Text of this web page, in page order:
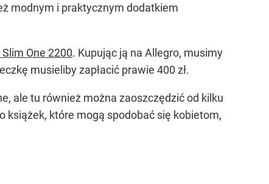
modnym i praktycznym dodatkiem
One 2200. Kupując ją na Allegro, musimy
musieliby zapłacić prawie 400 zł.
ale tu również można zaoszczędzić od kilku
książek, które mogą spodobać się kobietom,